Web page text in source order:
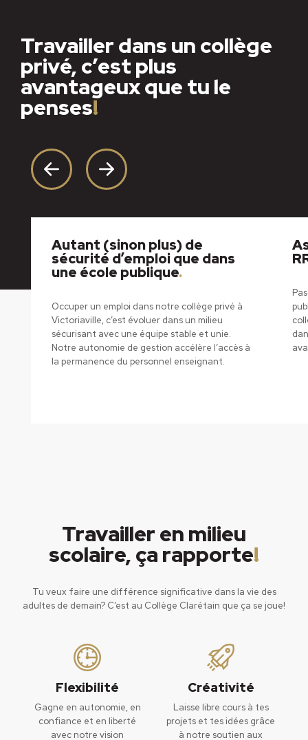
Travailler dans un collège
privé, c’est plus
avantageux que tu le
penses!
Autant (sinon plus) de
sécurité d’emploi que dans
une école publique.
Occuper un emploi dans notre collège privé à
Victoriaville, c’est évoluer dans un milieu
sécurisant avec une équipe stable et unie.
Notre autonomie de gestion accélère l’accès à
la permanence du personnel enseignant.
Travailler en milieu
scolaire, ça rapporte!
Tu veux faire une différence significative dans la vie des
adultes de demain? C’est au Collège Clarétain que ça se joue!
Flexibilité
Gagne en autonomie, en
confiance et en liberté
avec notre vision
Créativité
Laisse libre cours à tes
projets et tes idées grâce
à notre soutien aux